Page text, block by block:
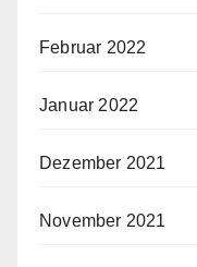
Februar 2022
Januar 2022
Dezember 2021
November 2021